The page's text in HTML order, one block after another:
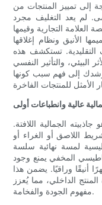
إلى تمييز المنتجات من
لم يعد التغليف مجرد
العلامة التجارية وقيمها
الأنيق ونظام إغلاقها
التقليدية. تستكشف هذه
البيئي، والتأثير النفسي
يُرشدك إلى فهم سبب كونها
عالية وانطباعات أولى
الجمالية اللافتة.
اللاصق أو الغراء أو
لمسة نهائية سلسة
المخفي يمنع وجود
أنيقًا وراقيًا. يضمن هذا
الداخلي، مما يُعزز
مفهوم الجودة والفخامة.